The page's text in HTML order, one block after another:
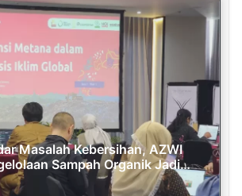
Masalah Kebersihan, AZWI
Sampah Organik Jadi